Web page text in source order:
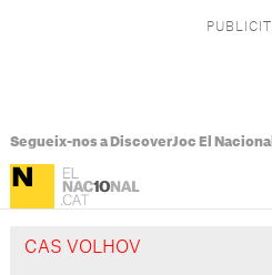
Segueix-nos a DiscoverJoc El Nacional
CAS VOLHOV